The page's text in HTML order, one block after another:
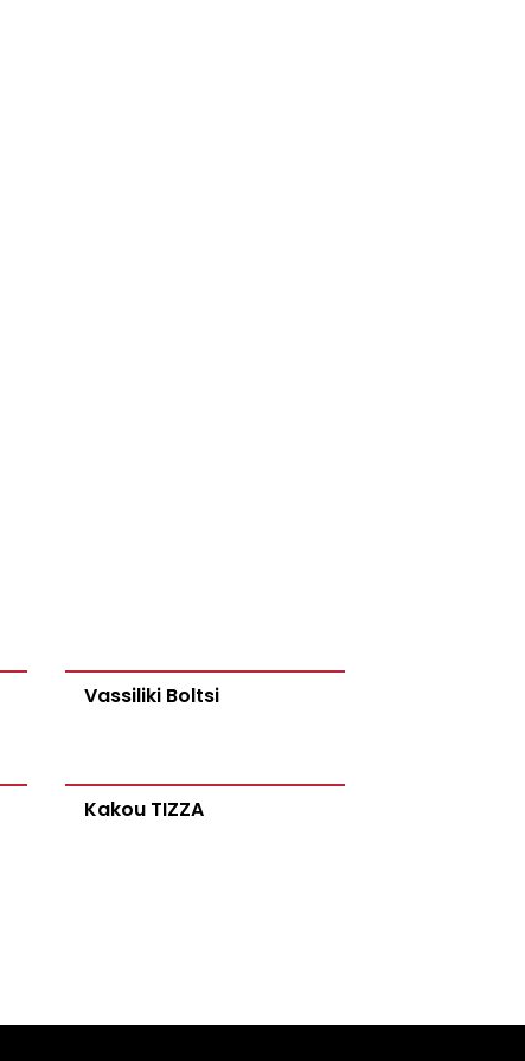
Vassiliki Boltsi
Kakou TIZZA